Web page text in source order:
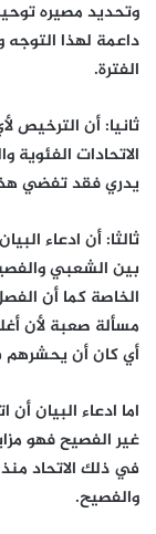
وتحديد مصيره
داعمة لهذا
الفترة.
ثانيا: أن الترخيص
الاتحادات الفئوية
يدري فقد تفضي
ثالثا: أن ادعاء
بين الشعبي
الخاصة كما أن
مسألة صعبة لأن
أي كان أن يحشرهم
اما ادعاء البيان
غير الفصيح فهو
في ذلك الاتحاد
والفصيح.